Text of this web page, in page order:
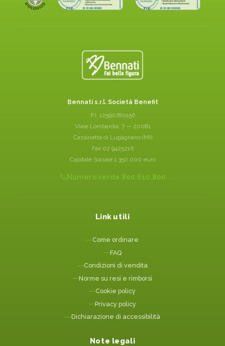
Bennati s.r.l. Società Benefit
P.I. 12590780156
Viale Lombardia, 7 — 20081
Cassinetta di Lugagnano (MI)
Fax 02 9425216
Capitale Sociale 1.350.000 euro
Numero verde 800.610.800
Link utili
Come ordinare
FAQ
Condizioni di vendita
Norme su resi e rimborsi
Cookie policy
Privacy policy
Dichiarazione di accessibilità
Note legali